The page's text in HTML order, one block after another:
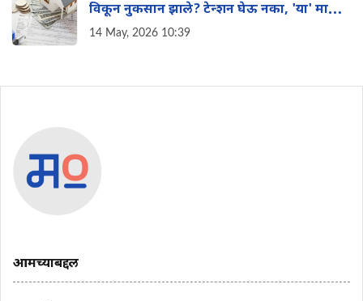
विकून नुकसान झाले? टेन्शन घेऊ नका, 'या' मार्गाने
वाचवू शकता तुमचा इन्कम टॅक्स
14 May, 2026 10:39
आमच्याबद्दल